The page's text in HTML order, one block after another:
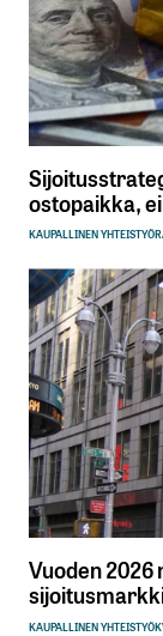
ostopaikka,
KAUPALLINEN YHTEISTYÖ
Vuoden
KAUPALLINEN YHTEISTYÖ